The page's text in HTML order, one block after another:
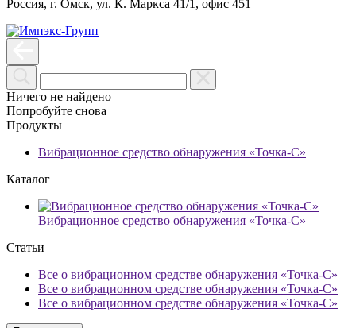
Россия, г. Омск, ул. К. Маркса 41/1, офис 451
Ничего не найдено
Попробуйте снова
Продукты
Вибрационное средство обнаружения «Точка-С»
Каталог
Вибрационное средство обнаружения «Точка-С»
Статьи
Все о вибрационном средстве обнаружения «Точка-С»
Все о вибрационном средстве обнаружения «Точка-С»
Все о вибрационном средстве обнаружения «Точка-С»